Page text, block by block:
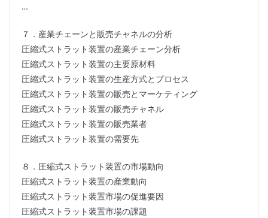
…
７．産業チェーンと販売チャネルの分析
圧縮式ストラット装置の産業チェーン分析
圧縮式ストラット装置の主要原材料
圧縮式ストラット装置の生産方式とプロセス
圧縮式ストラット装置の販売とマーケティング
圧縮式ストラット装置の販売チャネル
圧縮式ストラット装置の販売業者
圧縮式ストラット装置の需要先
８．圧縮式ストラット装置の市場動向
圧縮式ストラット装置の産業動向
圧縮式ストラット装置市場の促進要因
圧縮式ストラット装置市場の課題